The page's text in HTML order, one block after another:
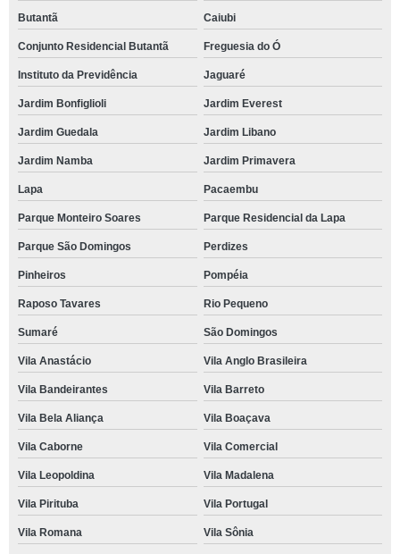
Butantã Caiubi
Conjunto Residencial Butantã Freguesia do Ó
Instituto da Previdência Jaguaré
Jardim Bonfiglioli Jardim Everest
Jardim Guedala Jardim Libano
Jardim Namba Jardim Primavera
Lapa Pacaembu
Parque Monteiro Soares Parque Residencial da Lapa
Parque São Domingos Perdizes
Pinheiros Pompéia
Raposo Tavares Rio Pequeno
Sumaré São Domingos
Vila Anastácio Vila Anglo Brasileira
Vila Bandeirantes Vila Barreto
Vila Bela Aliança Vila Boaçava
Vila Caborne Vila Comercial
Vila Leopoldina Vila Madalena
Vila Pirituba Vila Portugal
Vila Romana Vila Sônia